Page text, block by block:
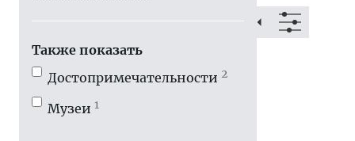
Также показать
Достопримечатель­ности 2
Музеи 1